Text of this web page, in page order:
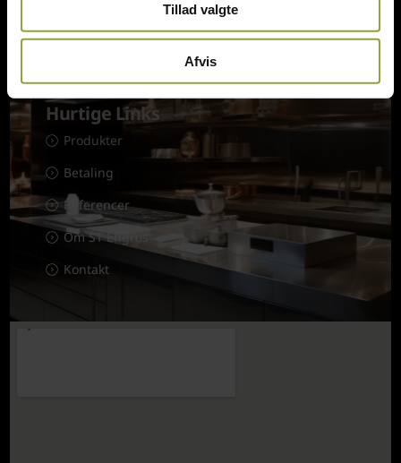
Tillad valgte
Afvis
Hurtige Links
Produkter
Betaling
Referencer
Om ST Engros
Kontakt